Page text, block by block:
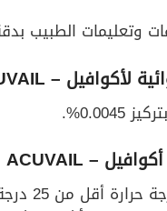
وتعليمات الطبيب
لأكوافيل – ACUVAIL
– ACUVAIL
أقل من 25 درجة مئوية.